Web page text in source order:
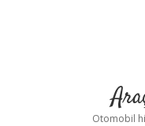
Otomobil